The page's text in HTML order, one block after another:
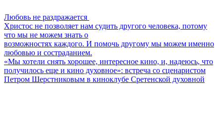
Любовь не раздражается
Христос не позволяет нам судить другого человека, потому
что мы не можем знать о
возможностях каждого. И помочь другому мы можем именно
любовью и состраданием.
«Мы хотели снять хорошее, интересное кино, и, надеюсь, что
получилось еще и кино духовное»: встреча со сценаристом
Петром Шерстниковым в киноклубе Сретенской духовной